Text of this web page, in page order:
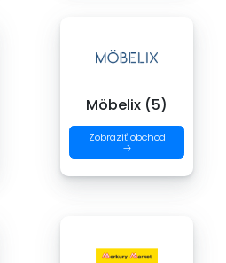
Möbelix (5)
Zobraziť obchod
→